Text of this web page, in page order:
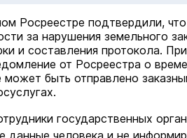
Росреестре подтвердили,
за нарушения земельного
и составления протокола.
от Росреестра о
быть отправлено
государственных
данные человека и не